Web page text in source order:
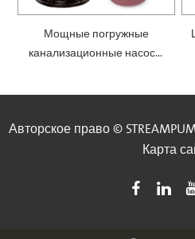
Мощные погружные
канализационные насосы
Авторское право ©
Карта